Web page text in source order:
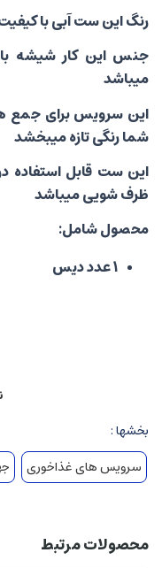
رنگ این ست آبی با
جنس این کار شیشه با
میباشد
شما رنگی تازه میبخشد
این ست قابل استفاده
ظرف شویی میباشد
محصول شامل:
1 عدد دیس
بخشها :
سرویس های غذاخوری
محصولات مرتبط